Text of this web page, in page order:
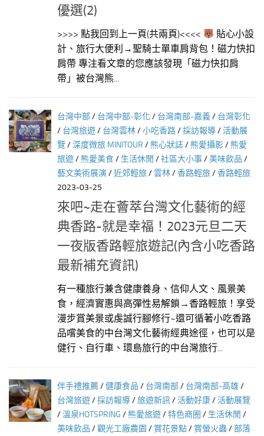
優選(2)
>>>> 點我回到上一頁(共兩頁)<<<<
⁠ 貼心小設
計、旅行大便利→聖騎士單車肩背包！磁力快扣
肩帶 專注看文章的您應該發現「磁力快扣肩
帶」被台灣熊...
台灣中部 / 台灣中部-彰化/ 台灣南部-嘉義/ 台灣彰化
/ 台灣旅遊/ 台灣雲林/小吃香路/採訪報導/活動展
覽/深度微旅 MINITOUR / 熊心狀誌/ 熊愛攝影/ 熊愛
旅遊/ 熊愛美食/ 生活休閒 /社區大小事/美味飲品 /
藝文美術展演 /近郊輕旅/雲林/香路輕旅/香路輕旅
2023-03-25
來吧~走在薈萃台灣文化藝術的經
典香路-就是幸福！2023元旦二天
一夜版香路輕旅遊記(內含小吃香路
最新補充資訊)
有一種旅行兼含健康養身、信仰人文、風景美
食，經濟實惠與高彈性易解鎖→香路輕旅！享受
漫步賞美景或虔誠行腳修行~還可循著小吃香路
品嚐美食的中台灣文化藝術經典途徑，也可以是
健行、自行車、環島旅行的中台灣旅行...
伴手禮推薦/健康食品 / 台灣南部 / 台灣南部-高雄 /
台灣旅遊/採訪報導/旅遊新訊/活動好康/活動展覽
/溫泉HOTSPRING / 熊愛旅遊/特色商圈 / 生活休閒 /
美味飲品 /觀光工廠農園 / 賞花景點/ 賞螢火蟲 /部落